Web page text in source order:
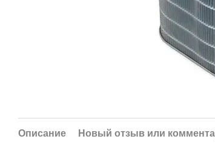
Описание Новый отзыв или